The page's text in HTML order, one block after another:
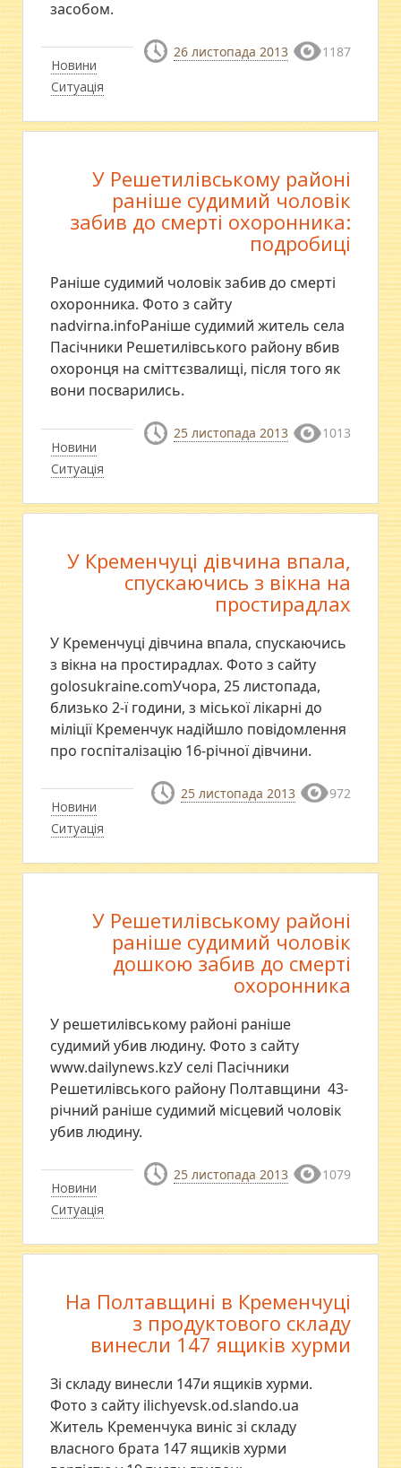
Новини
Ситуація
засобом.
26 листопада 2013 1187
Новини
Ситуація
У Решетилівському районі
раніше судимий чоловік
забив до смерті охоронника:
подробиці
Раніше судимий чоловік забив до смерті
охоронника. Фото з сайту
nadvirna.infoРаніше судимий житель села
Пасічники Решетилівського району вбив
охоронця на сміттєзвалищі, після того як
вони посварились.
25 листопада 2013 1013
Новини
Ситуація
У Кременчуці дівчина впала,
спускаючись з вікна на
простирадлах
У Кременчуці дівчина впала, спускаючись
з вікна на простирадлах. Фото з сайту
golosukraine.comУчора, 25 листопада,
близько 2-ї години, з міської лікарні до
міліції Кременчук надійшло повідомлення
про госпіталізацію 16-річної дівчини.
25 листопада 2013 972
Новини
Ситуація
У Решетилівському районі
раніше судимий чоловік
дошкою забив до смерті
охоронника
У решетилівському районі раніше
судимий убив людину. Фото з сайту
www.dailynews.kzУ селі Пасічники
Решетилівського району Полтавщини 43-
річний раніше судимий місцевий чоловік
убив людину.
25 листопада 2013 1079
На Полтавщині в Кременчуці
з продуктового складу
винесли 147 ящиків хурми
Зі складу винесли 147и ящиків хурми.
Фото з сайту ilichyevsk.od.slando.ua
Житель Кременчука виніс зі складу
власного брата 147 ящиків хурми